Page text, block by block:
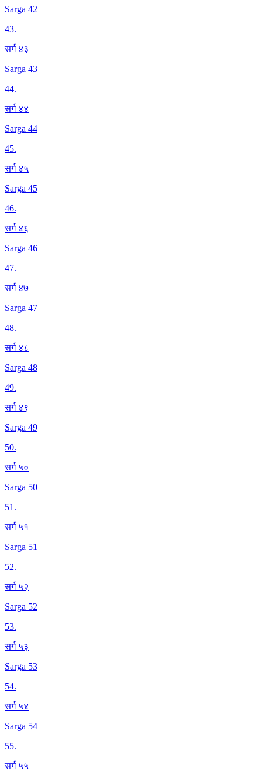
Sarga 42
43.
सर्ग ४३
Sarga 43
44.
सर्ग ४४
Sarga 44
45.
सर्ग ४५
Sarga 45
46.
सर्ग ४६
Sarga 46
47.
सर्ग ४७
Sarga 47
48.
सर्ग ४८
Sarga 48
49.
सर्ग ४९
Sarga 49
50.
सर्ग ५०
Sarga 50
51.
सर्ग ५१
Sarga 51
52.
सर्ग ५२
Sarga 52
53.
सर्ग ५३
Sarga 53
54.
सर्ग ५४
Sarga 54
55.
सर्ग ५५